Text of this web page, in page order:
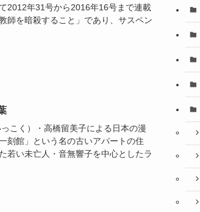
2012年31号から2016年16号まで連載
師を暗殺すること」であり、サスペン
こく）・高橋留美子による日本の漫
刻館」という名の古いアパートの住
若い未亡人・音無響子を中心としたラ